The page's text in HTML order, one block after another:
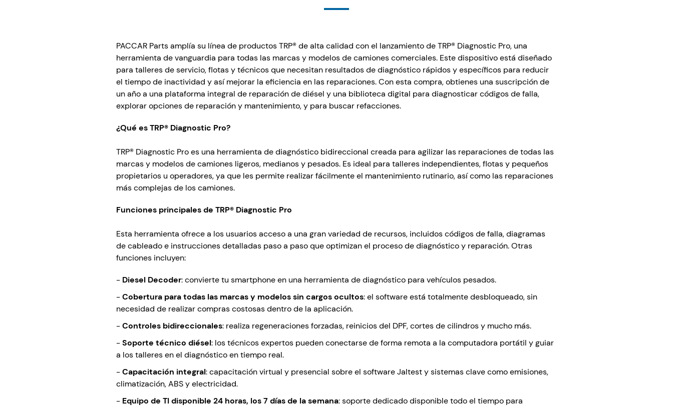
PACCAR Parts amplía su línea de productos TRP® de alta calidad con el lanzamiento de TRP® Diagnostic Pro, una
herramienta de vanguardia para todas las marcas y modelos de camiones comerciales. Este dispositivo está diseñado
para talleres de servicio, flotas y técnicos que necesitan resultados de diagnóstico rápidos y específicos para reducir
el tiempo de inactividad y así mejorar la eficiencia en las reparaciones. Con esta compra, obtienes una suscripción de
un año a una plataforma integral de reparación de diésel y una biblioteca digital para diagnosticar códigos de falla,
explorar opciones de reparación y mantenimiento, y para buscar refacciones.
¿Qué es TRP® Diagnostic Pro?
TRP® Diagnostic Pro es una herramienta de diagnóstico bidireccional creada para agilizar las reparaciones de todas las
marcas y modelos de camiones ligeros, medianos y pesados. Es ideal para talleres independientes, flotas y pequeños
propietarios u operadores, ya que les permite realizar fácilmente el mantenimiento rutinario, así como las reparaciones
más complejas de los camiones.
Funciones principales de TRP® Diagnostic Pro
Esta herramienta ofrece a los usuarios acceso a una gran variedad de recursos, incluidos códigos de falla, diagramas
de cableado e instrucciones detalladas paso a paso que optimizan el proceso de diagnóstico y reparación. Otras
funciones incluyen:
- Diesel Decoder: convierte tu smartphone en una herramienta de diagnóstico para vehículos pesados.
-Cobertura para todas las marcas y modelos sin cargos ocultos: el software está totalmente desbloqueado, sin
necesidad de realizar compras costosas dentro de la aplicación.
-Controles bidireccionales: realiza regeneraciones forzadas, reinicios del DPF, cortes de cilindros y mucho más.
-Soporte técnico diésel: los técnicos expertos pueden conectarse de forma remota a la computadora portátil y guiar
a los talleres en el diagnóstico en tiempo real.
-Capacitación integral: capacitación virtual y presencial sobre el software Jaltest y sistemas clave como emisiones,
climatización, ABS y electricidad.
- Equipo de TI disponible 24 horas, los 7 días de la semana: soporte dedicado disponible todo el tiempo para